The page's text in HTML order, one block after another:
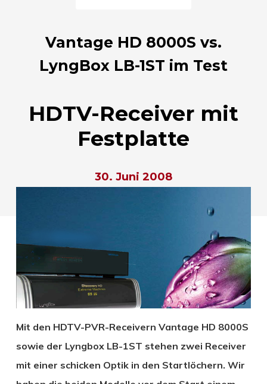
Vantage HD 8000S vs.
LyngBox LB-1ST im Test
HDTV-Receiver mit
Festplatte
30. Juni 2008
Mit den HDTV-PVR-Receivern Vantage HD 8000S
sowie der Lyngbox LB-1ST stehen zwei Receiver
mit einer schicken Optik in den Startlöchern. Wir